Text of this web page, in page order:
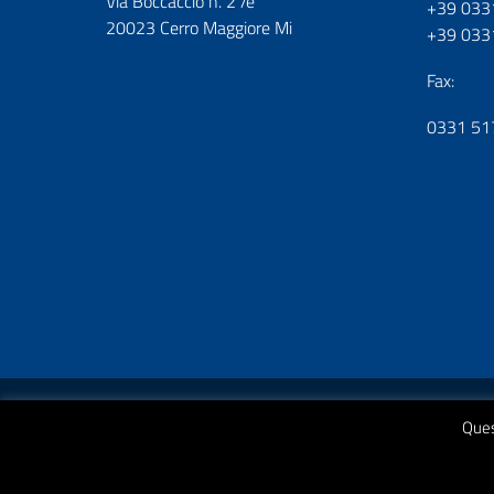
20023 Cerro Maggiore Mi
+39
+39
Fax:
0331
Albo